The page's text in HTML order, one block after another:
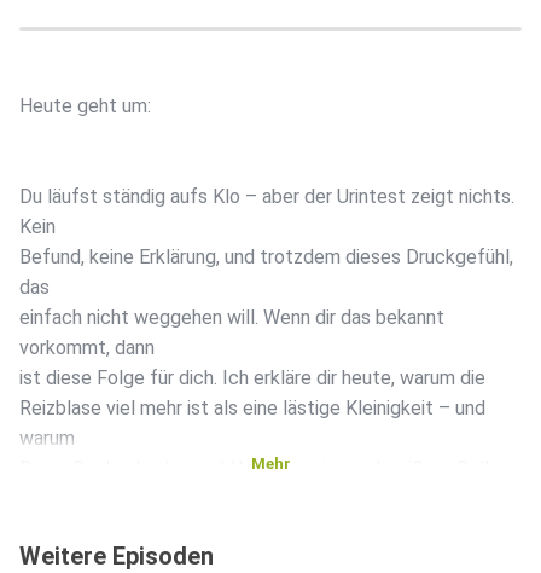
Heute geht um:
Du läufst ständig aufs Klo – aber der Urintest zeigt nichts.
Kein
Befund, keine Erklärung, und trotzdem dieses Druckgefühl,
das
einfach nicht weggehen will. Wenn dir das bekannt
vorkommt, dann
ist diese Folge für dich. Ich erkläre dir heute, warum die
Reizblase viel mehr ist als eine lästige Kleinigkeit – und
warum
Darm, Beckenboden und Hormone eine viel größere Rolle
tun
Mehr
Weitere Episoden